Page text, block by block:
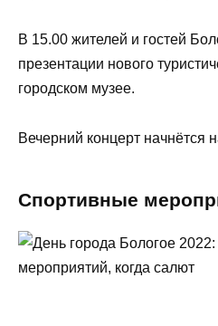
В 15.00 жителей и гостей
презентации нового
городском музее.
Вечерний концерт начнётся
Спортивные